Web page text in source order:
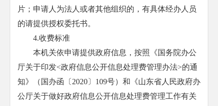
片；申请人为法人或者其他组织的，有具体经办人员
的请提供授权委托书。
4.收费标准
本机关依申请提供政府信息，按照《国务院办公
厅关于印发<政府信息公开信息处理费管理办法>的通
知》（国办函〔2020〕109号）和《山东省人民政府办
公厅关于做好政府信息公开信息处理费管理工作有关